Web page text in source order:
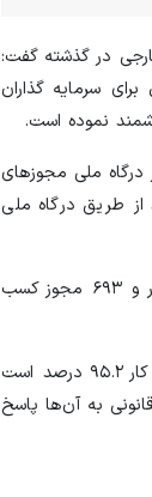
در گذشته گفت:
سرمایه گذاران
نموده است.
درگاه ملی مجوزهای
طریق درگاه ملی
در ادامه عبداللهی اظهار داشت: بر اساس جدیدترین آمار درگاه ملی مجوزها، ۵ هزار و ۶۹۳ مجوز کسب
شاخص پاسخگویی به موقع دستگاه‌های اجرایی استان در صدور مجوزهای کسب و کار ۹۵.۲ درصد است
به آن‌ها پاسخ